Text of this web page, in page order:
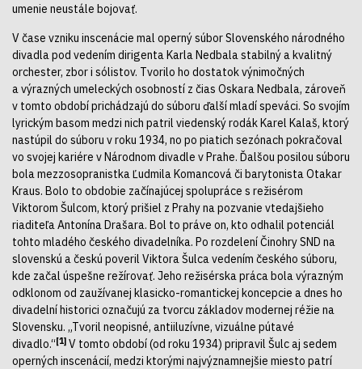
umenie neustále bojovať.
V čase vzniku inscenácie mal operný súbor Slovenského národného
divadla pod vedením dirigenta Karla Nedbala stabilný a kvalitný
orchester, zbor i sólistov. Tvorilo ho dostatok výnimočných
a výrazných umeleckých osobností z čias Oskara Nedbala, zároveň
v tomto období prichádzajú do súboru ďalší mladí speváci. So svojím
lyrickým basom medzi nich patril viedenský rodák Karel Kalaš, ktorý
nastúpil do súboru v roku 1934, no po piatich sezónach pokračoval
vo svojej kariére v Národnom divadle v Prahe. Ďalšou posilou súboru
bola mezzosopranistka Ľudmila Komancová či barytonista Otakar
Kraus. Bolo to obdobie začínajúcej spolupráce s režisérom
Viktorom Šulcom, ktorý prišiel z Prahy na pozvanie vtedajšieho
riaditeľa Antonína Drašara. Bol to práve on, kto odhalil potenciál
tohto mladého českého divadelníka. Po rozdelení Činohry SND na
slovenskú a českú poveril Viktora Šulca vedením českého súboru,
kde začal úspešne režírovať. Jeho režisérska práca bola výrazným
odklonom od zaužívanej klasicko-romantickej koncepcie a dnes ho
divadelní historici označujú za tvorcu základov modernej réžie na
Slovensku. „Tvoril neopisné, antiiluzívne, vizuálne pútavé
divadlo.“[1] V tomto období (od roku 1934) pripravil Šulc aj sedem
operných inscenácií, medzi ktorými najvýznamnejšie miesto patrí